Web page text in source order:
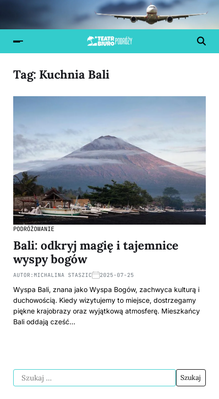
Tag: Kuchnia Bali
PODRÓŻOWANIE
Bali: odkryj magię i tajemnice
wyspy bogów
AUTOR: MICHALINA STASZIC 2025-07-25
Wyspa Bali, znana jako Wyspa Bogów, zachwyca kulturą i
duchowością. Kiedy wizytujemy to miejsce, dostrzegamy
piękne krajobrazy oraz wyjątkową atmosferę. Mieszkańcy
Bali oddają cześć…